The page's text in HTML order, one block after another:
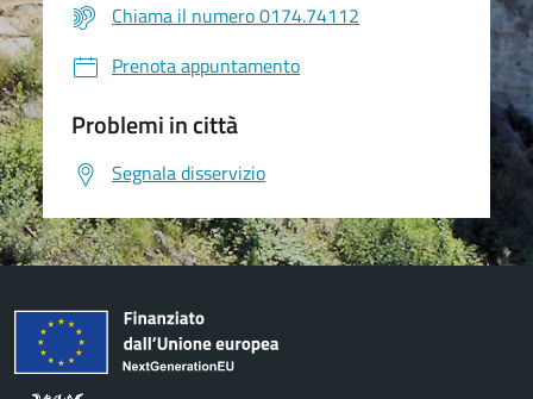
Chiama il numero 0174.74112
Prenota appuntamento
Problemi in città
Segnala disservizio